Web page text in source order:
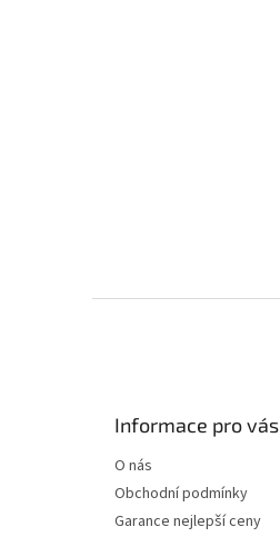
Informace pro vás
O nás
Obchodní podmínky
Garance nejlepší ceny